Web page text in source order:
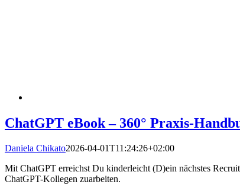
ChatGPT eBook – 360° Praxis-
Daniela Chikato2026-04-01T11:24:26+02:00
Mit ChatGPT erreichst Du kinderleicht (D)ein nächstes
ChatGPT-Kollegen zuarbeiten.